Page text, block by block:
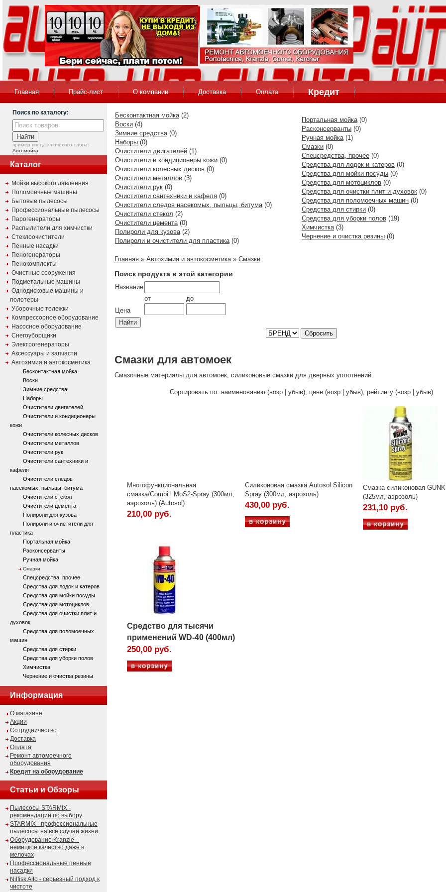
Главная Прайс-лист О компании Доставка Оплата Кредит
Поиск по каталогу:
пример ввода ключевого слова:
Автомойка
Каталог
Мойки высокого давленния
Поломоечные машины
Бытовые пылесосы
Профессиональные пылесосы
Парогенераторы
Распылители для химчистки
Стеклоочистители
Пенные насадки
Пеногенераторы
Пенокомплекты
Очистные сооружения
Подметальные машины
Однодисковые машины и
полотеры
Уборочные тележки
Компрессорное оборудование
Насосное оборудование
Снегоуборщики
Электрогенераторы
Аксессуары и запчасти
Автохимия и автокосметика
Бесконтактная мойка
Воски
Зимние средства
Наборы
Очистители двигателей
Очистители и кондиционеры
кожи
Очистители колесных дисков
Очистители металлов
Очистители рук
Очистители сантехники и
кафеля
Очистители следов
насекомых, пыльцы, битума
Очистители стекол
Очистители цемента
Полироли для кузова
Полироли и очистители для
пластика
Портальная мойка
Расконсерванты
Ручная мойка
Смазки
Спецсредства, прочее
Средства для лодок и катеров
Средства для мойки посуды
Средства для мотоциклов
Средства для очистки плит и
духовок
Средства для поломоечных
машин
Средства для стирки
Средства для уборки полов
Химчистка
Чернение и очистка резины
Информация
О магазине
Акции
Сотрудничество
Доставка
Оплата
Ремонт автомоечного
оборудования
Кредит на оборудование
Статьи и Обзоры
Пылесосы STARMIX -
рекомендации по выбору
STARMIX - профессиональные
пылесосы на все случаи жизни
Оборудование Kranzle –
немецкое качество даже в
мелочах
Профессиональные пенные
насадки
Nilfisk Alto - серьезный подход к
чистоте
Бесконтактная мойка(2)
Воски (4)
Зимние средства(0)
Наборы (0)
Очистители двигателей (1)
Очистители и кондиционеры кожи (0)
Очистители колесных дисков (0)
Очистители металлов (3)
Очистители рук (0)
Очистители сантехники и кафеля (0)
Очистители следов насекомых, пыльцы, битума(0)
Очистители стекол (2)
Очистители цемента(0)
Полироли для кузова(2)
Полироли и очистители для пластика(0)
Портальная мойка(0)
Расконсерванты (0)
Ручная мойка(1)
Смазки (0)
Спецсредства, прочее (0)
Средства для лодок и катеров (0)
Средства для мойки посуды (0)
Средства для мотоциклов (0)
Средства для очистки плит и духовок (0)
Средства для поломоечных машин (0)
Средства для стирки (0)
Средства для уборки полов (19)
Химчистка(3)
Чернение и очистка резины (0)
Главная » Автохимия и автокосметика» Смазки
Поиск продукта в этой категории
Название
Цена
от до
Сбросить
Смазки для автомоек
Смазочные материалы для автомоек, силиконовые смазки для дверных уплотнений.
Сортировать по: наименованию (возр | убыв), цене (возр | убыв), рейтингу (возр | убыв)
Многофункциональная
смазка/Combi l MoS2-Spray (300мл,
аэрозоль) (Autosol)
210,00 руб.
Силиконовая смазка Autosol Silicon
Spray (300мл, аэрозоль)
430,00 руб.
Смазка силиконовая
(325мл, аэрозоль)
231,10 руб.
Средство для тысячи
применений WD-40 (400мл)
250,00 руб.